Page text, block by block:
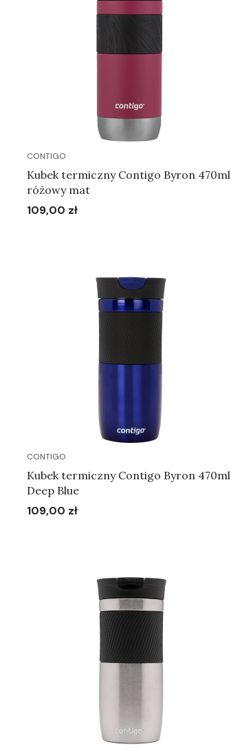
CONTIGO
Kubek termiczny Contigo Byron 470ml
różowy mat
Cena
109,00 zł
CONTIGO
Kubek termiczny Contigo Byron 470ml
Deep Blue
Cena
109,00 zł